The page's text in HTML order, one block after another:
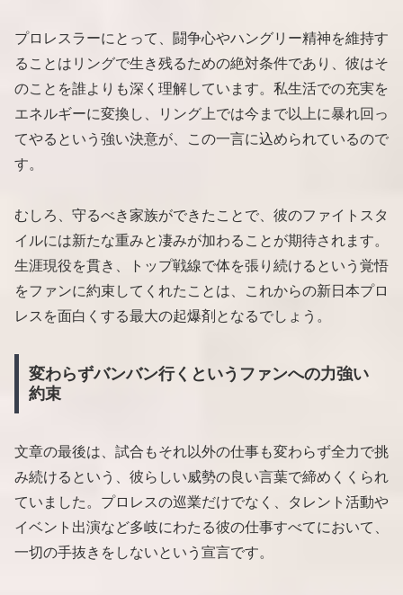
プロレスラーにとって、闘争心やハングリー精神を維持す
ることはリングで生き残るための絶対条件であり、彼はそ
のことを誰よりも深く理解しています。私生活での充実を
エネルギーに変換し、リング上では今まで以上に暴れ回っ
てやるという強い決意が、この一言に込められているので
す。
むしろ、守るべき家族ができたことで、彼のファイトスタ
イルには新たな重みと凄みが加わることが期待されます。
生涯現役を貫き、トップ戦線で体を張り続けるという覚悟
をファンに約束してくれたことは、これからの新日本プロ
レスを面白くする最大の起爆剤となるでしょう。
変わらずバンバン行くというファンへの力強い
約束
文章の最後は、試合もそれ以外の仕事も変わらず全力で挑
み続けるという、彼らしい威勢の良い言葉で締めくくられ
ていました。プロレスの巡業だけでなく、タレント活動や
イベント出演など多岐にわたる彼の仕事すべてにおいて、
一切の手抜きをしないという宣言です。